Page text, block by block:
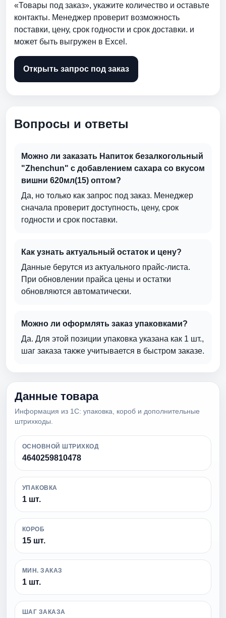
«Товары под заказ», укажите количество и оставьте
контакты. Менеджер проверит возможность
поставки, цену, срок годности и срок доставки. и
может быть выгружен в Excel.
Открыть запрос под заказ
Вопросы и ответы
Можно ли заказать Напиток безалкогольный
"Zhenchun" с добавлением сахара со вкусом
вишни 620мл(15) оптом?
Да, но только как запрос под заказ. Менеджер
сначала проверит доступность, цену, срок
годности и срок поставки.
Как узнать актуальный остаток и цену?
Данные берутся из актуального прайс-листа.
При обновлении прайса цены и остатки
обновляются автоматически.
Можно ли оформлять заказ упаковками?
Да. Для этой позиции упаковка указана как 1 шт.,
шаг заказа также учитывается в быстром заказе.
Данные товара
Информация из 1С: упаковка, короб и дополнительные
штрихкоды.
ОСНОВНОЙ ШТРИХКОД
4640259810478
УПАКОВКА
1 шт.
КОРОБ
15 шт.
МИН. ЗАКАЗ
1 шт.
ШАГ ЗАКАЗА